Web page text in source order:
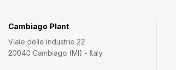
Cambiago Plant
Viale delle Industrie 22
20040 Cambiago (MI) - Italy